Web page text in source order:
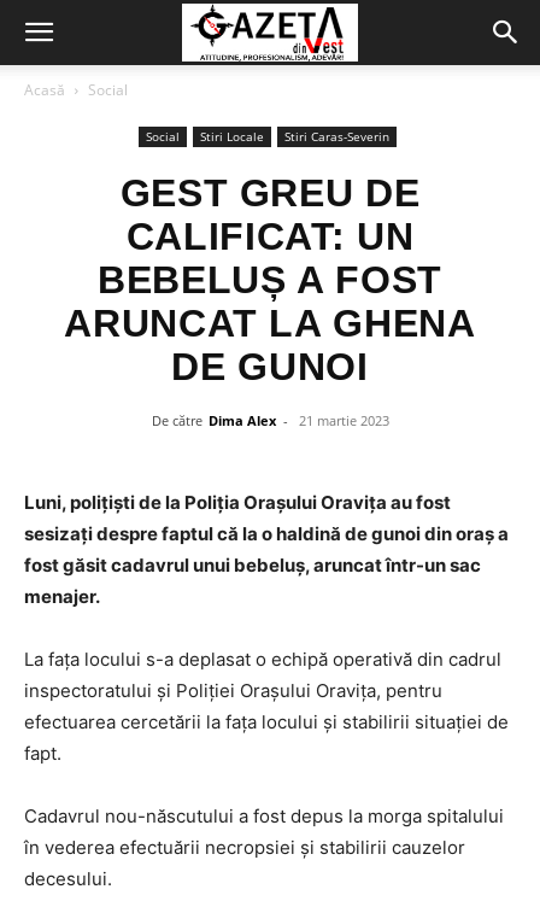
Acasă Social
Social Stiri Locale Stiri Caras-Severin
GEST GREU DE
CALIFICAT: UN
BEBELUȘ A FOST
ARUNCAT LA GHENA
DE GUNOI
De către Dima Alex - 21 martie 2023
Luni, polițiști de la Poliția Orașului Oravița au fost
sesizați despre faptul că la o haldină de gunoi din oraș a
fost găsit cadavrul unui bebeluș, aruncat într-un sac
menajer.
La fața locului s-a deplasat o echipă operativă din cadrul
inspectoratului și Poliției Orașului Oravița, pentru
efectuarea cercetării la fața locului și stabilirii situației de
fapt.
Cadavrul nou-născutului a fost depus la morga spitalului
în vederea efectuării necropsiei și stabilirii cauzelor
decesului.